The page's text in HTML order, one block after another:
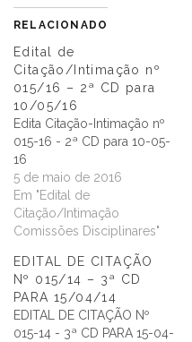
RELACIONADO
Edital de
Citação/Intimação nº
015/16 – 2ª CD para
10/05/16
Edita Citação-Intimação nº
015-16 - 2ª CD para 10-05-
16
5 de maio de 2016
Em "Edital de
Citação/Intimação
Comissões Disciplinares"
EDITAL DE CITAÇÃO
Nº 015/14 – 3ª CD
PARA 15/04/14
EDITAL DE CITAÇÃO Nº
015-14 - 3ª CD PARA 15-04-